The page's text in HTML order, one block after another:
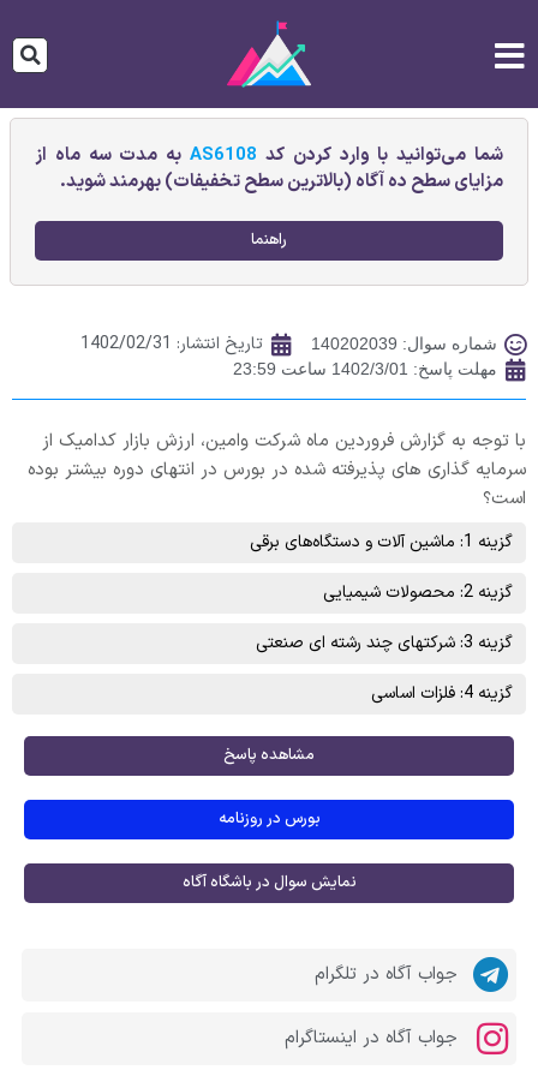
شما می‌توانید با وارد کردن کد AS6108به مدت سه ماه از
مزایای سطح ده آگاه (بالاترین سطح تخفیفات) بهرمند شوید.
راهنما
شماره سوال: 140202039 تاریخ انتشار: 1402/02/31
مهلت پاسخ: 1402/3/01 ساعت 23:59
با توجه به گزارش فروردین ماه شرکت وامین، ارزش بازار کدامیک از
سرمایه گذاری های پذیرفته شده در بورس در انتهای دوره بیشتر بوده
است؟
گزینه 1: ماشين آلات و دستگاه‌های برقی
گزینه 2: محصولات شيميايی
گزینه 3: شرکتهای چند رشته ای صنعتی
گزینه 4: فلزات اساسی
مشاهده پاسخ
بورس در روزنامه
نمایش سوال در باشگاه آگاه
جواب آگاه در تلگرام
جواب آگاه در اینستاگرام